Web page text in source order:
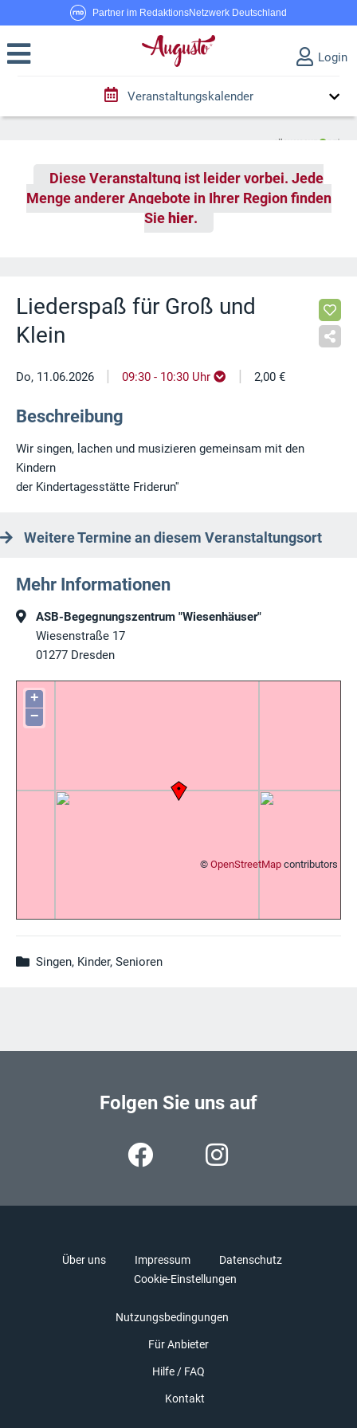
Partner im RedaktionsNetzwerk Deutschland
Login
Veranstaltungskalender
Diese Veranstaltung ist leider vorbei. Jede
Menge anderer Angebote in Ihrer Region finden
Sie hier.
Liederspaß für Groß und
Klein
Do, 11.06.2026 | 09:30 - 10:30 Uhr | 2,00 €
Beschreibung
Wir singen, lachen und musizieren gemeinsam mit den
Kindern
der Kindertagesstätte Friderun''
Weitere Termine an diesem Veranstaltungsort
Mehr Informationen
ASB-Begegnungszentrum "Wiesenhäuser"
Wiesenstraße 17
01277 Dresden
+
−
© OpenStreetMap contributors
Singen, Kinder, Senioren
Folgen Sie uns auf
Über uns Impressum
Datenschutz
Cookie-Einstellungen
Nutzungsbedingungen
Für Anbieter
Hilfe / FAQ
Kontakt